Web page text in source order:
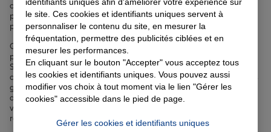
conditions. Enfin, pour assurer l'avenir de vos proches, nous vous
proposons descontrats d'assurance vie adaptés à votre situation
personnelle et familiale.
Que vous soyez un jeune actif débutant votre carrière
professionnelle, une famille installée depuis plusieurs générations à
Saint-Brice-sous-Forêt ou un senior profitant de votre retraite dans
cette ville paisible, nos agents Allianz sont à votre écoute pour vous
guider dans le choix de vosassurances. Forts de leur connaissance
du tissu local et de leurs compétences en matière de protection, ils
vous aideront à définir les solutions les plus pertinentes pour
répondre à vos attentes et à votre budget.
le site. Ces cookies et identifiants uniques servent à
personnaliser le contenu du site, en mesurer la
fréquentation, permettre des publicités ciblées et en
mesurer les performances.
En cliquant sur le bouton "Accepter" vous acceptez tous
les cookies et identifiants uniques. Vous pouvez aussi
modifier vos choix à tout moment via le lien "Gérer les
cookies" accessible dans le pied de page.
Gérer les cookies et identifiants uniques